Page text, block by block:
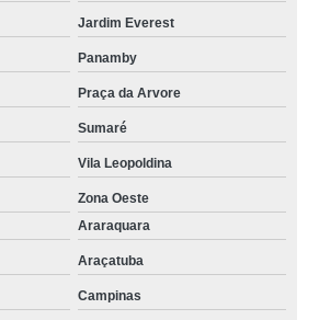
Jardim Everest
Panamby
Praça da Arvore
Sumaré
Vila Leopoldina
Zona Oeste
Araraquara
Araçatuba
Campinas